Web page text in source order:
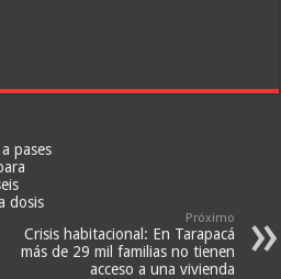
pases
dosis
Próximo
Crisis habitacional: En Tarapacá
más de 29 mil familias no tienen
acceso a una vivienda